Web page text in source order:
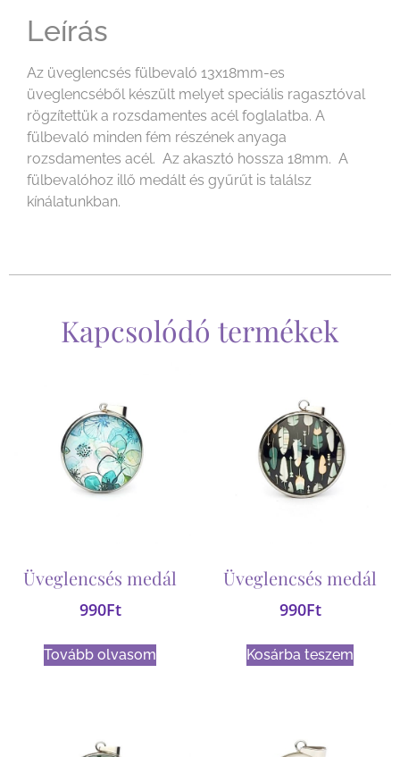
Leírás
Az üveglencsés fülbevaló 13x18mm-es
üveglencséből készült melyet speciális ragasztóval
rögzítettük a rozsdamentes acél foglalatba. A
fülbevaló minden fém részének anyaga
rozsdamentes acél. Az akasztó hossza 18mm. A
fülbevalóhoz illő medált és gyűrűt is találsz
kínálatunkban.
Kapcsolódó termékek
Üveglencsés medál
990Ft
Tovább olvasom
Üveglencsés medál
990Ft
Kosárba teszem